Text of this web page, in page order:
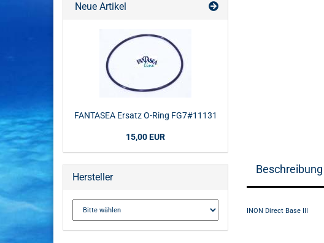
Beschreibung
INON Direct Base III
Neue Artikel
FANTASEA Ersatz O-Ring FG7#11131
15,00 EUR
Hersteller